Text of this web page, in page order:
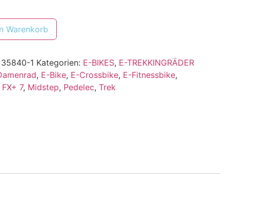
Warenkorb
35840-1 Kategorien: E-BIKES, E-TREKKINGRÄDER
, E-Bike, E-Crossbike, E-Fitnessbike,
FX+ 7, Midstep, Pedelec, Trek